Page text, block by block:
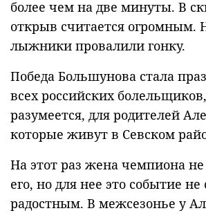
более чем на две минуты. В
открыв считается огромным.
лыжники провалили гонку.
Победа Большунова стала
всех российских
разумеется, для родителей
которые живут в Севском
На этот раз жена чемпиона
его, но для нее это событие не
радостным. В межсезонье у